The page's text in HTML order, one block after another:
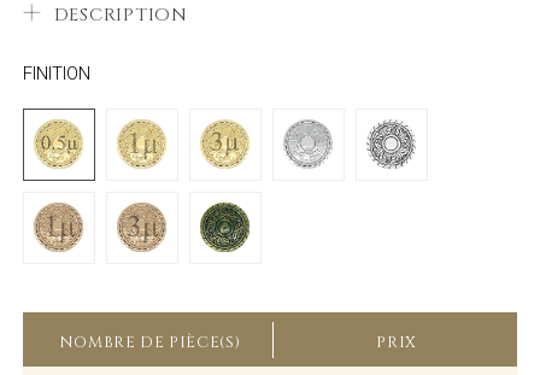
DESCRIPTION
FINITION
NOMBRE DE PIÈCE(S) PRIX